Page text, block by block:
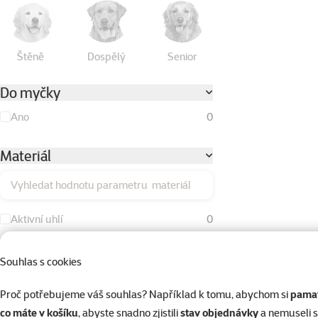
Souhlas s cookies
Proč potřebujeme váš souhlas? Například k tomu, abychom si
co máte v košíku, abyste snadno zjistilistav objednávkya nemuseli
Štěně Dospělý Senior
Do myčky
Ano 0
Materiál
Vyhledat hodnotu parametru materiál
Aktivní uhlí
0
Duté vlákno
Dřevo
0